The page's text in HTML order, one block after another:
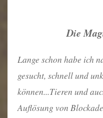
Die
Lange schon habe ich
gesucht, schnell und
können...Tieren und
Auflösung von